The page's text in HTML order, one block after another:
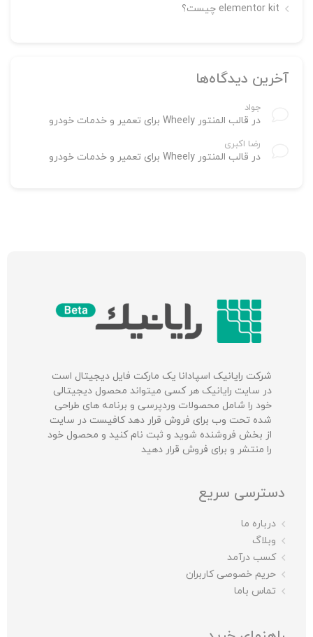
elementor kit چیست؟
آخرین دیدگاه‌ها
جواد
در قالب المنتور Wheely برای تعمیر و خدمات خودرو
رضا اکبری
در قالب المنتور Wheely برای تعمیر و خدمات خودرو
شرکت‌ رایانیک اسپادانا یک مارکت فایل دیجیتال است
در سایت رایانیک هر کسی میتواند محصول دیجیتالی
خود را شامل محصولات وردپرسی و برنامه های طراحی
شده تحت وب برای فروش قرار دهد کافیست در سایت
از بخش فروشنده شوید و ثبت نام کنید و محصول خود
را منتشر و برای فروش قرار دهید
دسترسی سریع
درباره ما
وبلاگ
کسب درآمد
حریم خصوصی کاربران
تماس باما